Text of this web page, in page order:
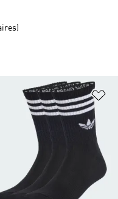
à la Liste de produits